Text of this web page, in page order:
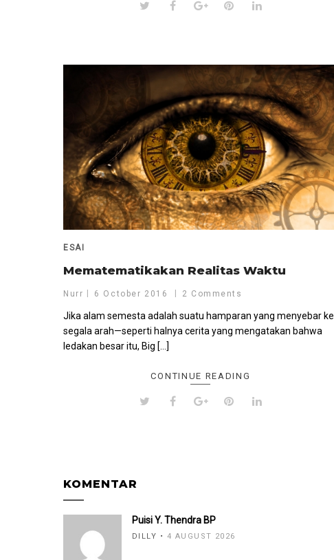
ESAI
Mematematikakan Realitas Waktu
Nurr 6 October 2016 2 Comments
Jika alam semesta adalah suatu hamparan yang menyebar ke
segala arah—seperti halnya cerita yang mengatakan bahwa
ledakan besar itu, Big […]
CONTINUE READING
KOMENTAR
Puisi Y. Thendra BP
DILLY 4 AUGUST 2026